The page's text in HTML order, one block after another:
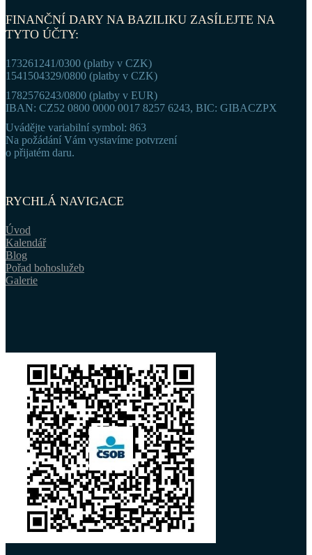
FINANČNÍ DARY NA BAZILIKU ZASÍLEJTE NA
TYTO ÚČTY:
173261241/0300 (platby v CZK)
1541504329/0800 (platby v CZK)
1782576243/0800 (platby v EUR)
IBAN: CZ52 0800 0000 0017 8257 6243, BIC: GIBACZPX
Uvádějte variabilní symbol: 863
Na požádání Vám vystavíme potvrzení
o přijatém daru.
RYCHLÁ NAVIGACE
Úvod
Kalendář
Blog
Pořad bohoslužeb
Galerie